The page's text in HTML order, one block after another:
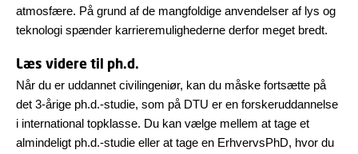
atmosfære. På grund af de mangfoldige anvendelser af lys og
teknologi spænder karrieremulighederne derfor meget bredt.
Læs videre til ph.d.
Når du er uddannet civilingeniør, kan du måske fortsætte på
det 3-årige ph.d.-studie, som på DTU er en forskeruddannelse
i international topklasse. Du kan vælge mellem at tage et
almindeligt ph.d.-studie eller at tage en ErhvervsPhD, hvor du